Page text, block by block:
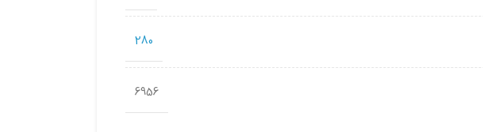
280
6956